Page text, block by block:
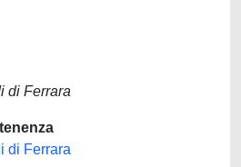
di Ferrara
di Ferrara